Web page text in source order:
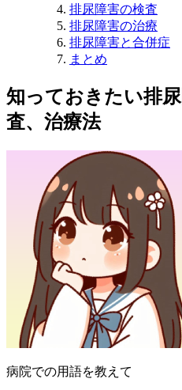
排尿障害の検査
排尿障害の治療
排尿障害と合併症
まとめ
知っておきたい排
査、治療法
病院での用語を教えて